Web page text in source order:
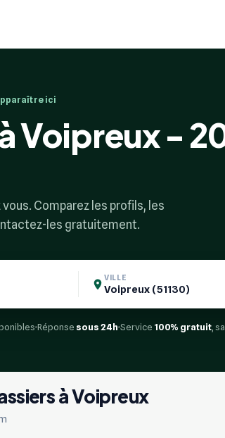
ici
Voipreux -
Comparez les profils, les
les gratuitement.
VILLE
Réponse sous 24h Service 100% gratuit ,
à Voipreux